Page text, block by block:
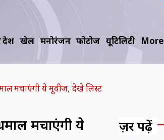
खेल मनोरंजन फोटोज यूटिलिटी More
मचाएंगी ये मूवीज, देखे लिस्ट
मचाएंगी ये
ज़रूर पढ़ें